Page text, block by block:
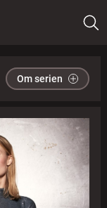
Om serien